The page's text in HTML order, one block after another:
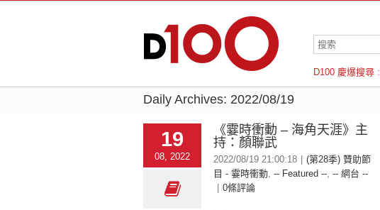
D100 慶爆搜尋 :
羅倫斯
Daily Archives: 2022/08/19
19
08, 2022
《霎時衝動 – 海角天涯》主
持：顏聯武
2022/08/19 21:00:18
(第28季) 贊助節
目 - 霎時衝動, -- Featured --, -- 網台 --
0條評論